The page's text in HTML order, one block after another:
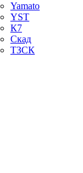
Yamato
YST
К7
Скад
ТЗСК